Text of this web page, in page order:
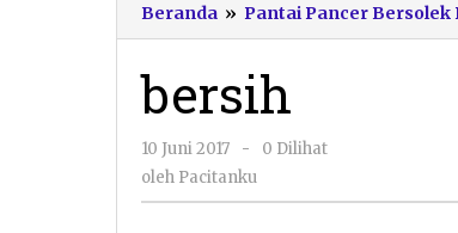
Beranda » Pantai Pancer Bersolek
bersih
10 Juni 2017
oleh
Pacitanku
-
0 Dilihat
oleh Pacitanku